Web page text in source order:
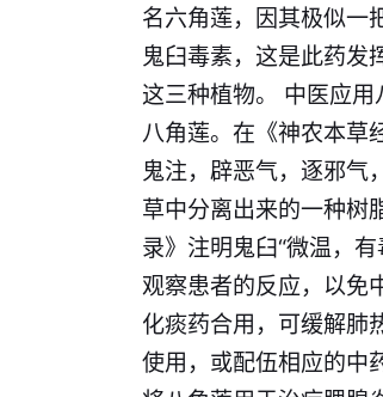
名六角莲，因其极似一
鬼臼毒素，这是此药发
这三种植物。 中医应
八角莲。在《神农本草
鬼注，辟恶气，逐邪气
草中分离出来的一种树
录》注明鬼臼“微温，
观察患者的反应，以免
化痰药合用，可缓解肺
使用，或配伍相应的中